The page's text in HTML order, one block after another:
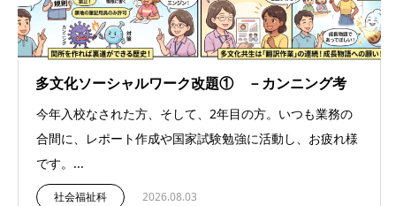
多文化ソーシャルワーク改題① －カンニング考
今年入校なされた方、そして、2年目の方。いつも業務の
合間に、レポート作成や国家試験勉強に活動し、お疲れ様
です。...
社会福祉科 2026.08.03